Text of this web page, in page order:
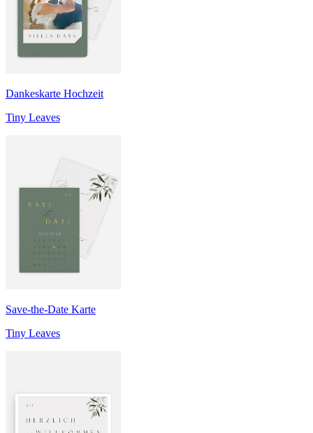
Dankeskarte Hochzeit
Tiny Leaves
Save-the-Date Karte
Tiny Leaves